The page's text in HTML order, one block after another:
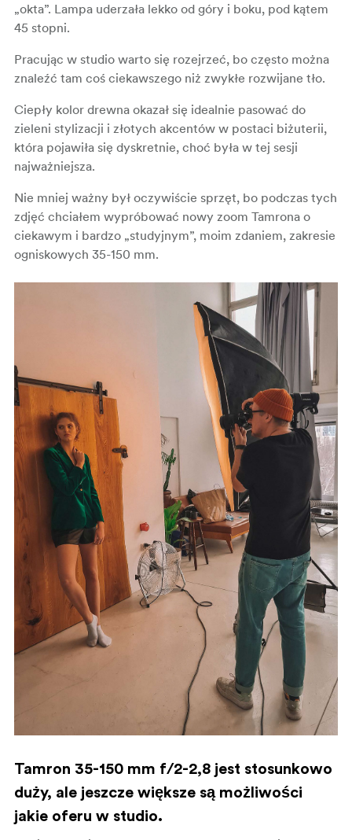
„okta”. Lampa uderzała lekko od góry i boku, pod kątem
45 stopni.
Pracując w studio warto się rozejrzeć, bo często można
znaleźć tam coś ciekawszego niż zwykłe rozwijane tło.
Ciepły kolor drewna okazał się idealnie pasować do
zieleni stylizacji i złotych akcentów w postaci biżuterii,
która pojawiła się dyskretnie, choć była w tej sesji
najważniejsza.
Nie mniej ważny był oczywiście sprzęt, bo podczas tych
zdjęć chciałem wypróbować nowy zoom Tamrona o
ciekawym i bardzo „studyjnym”, moim zdaniem, zakresie
ogniskowych 35-150 mm.
Tamron 35-150 mm f/2-2,8 jest stosunkowo
duży, ale jeszcze większe są możliwości
jakie oferu w studio.